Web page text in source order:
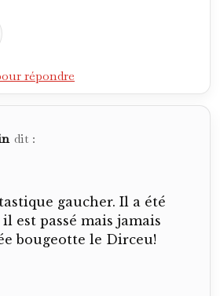
répondre
dit :
gaucher. Il a été
est passé mais jamais
bougeotte le Dirceu!